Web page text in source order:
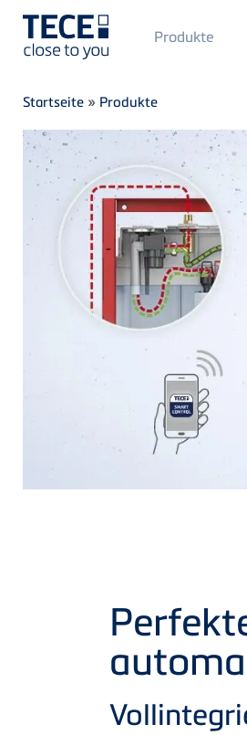
Direkt zum Inhalt
Main
Menü
Produkte
Breadcrumb
Startseite » Produkte